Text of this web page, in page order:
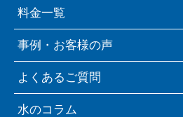
料金一覧
事例・お客様の声
よくあるご質問
水のコラム